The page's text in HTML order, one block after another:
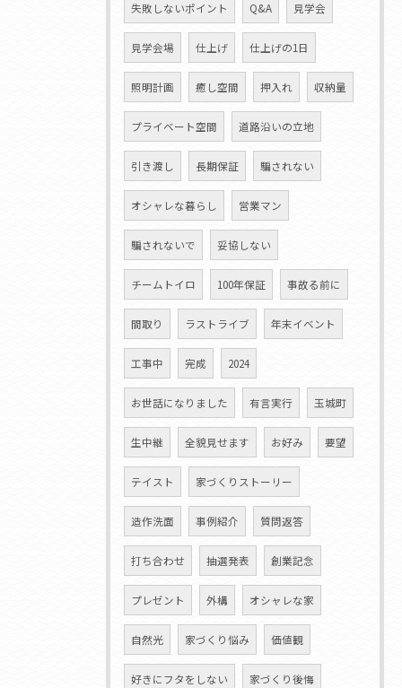
失敗しないポイント Q&A 見学会
見学会場 仕上げ 仕上げの1日
照明計画 癒し空間 押入れ 収納量
プライベート空間 道路沿いの立地
引き渡し 長期保証 騙されない
オシャレな暮らし 営業マン
騙されないで 妥協しない
チームトイロ 100年保証 事故る前に
間取り ラストライブ 年末イベント
工事中 完成 2024
お世話になりました 有言実行 玉城町
生中継 全貌見せます お好み 要望
テイスト 家づくりストーリー
造作洗面 事例紹介 質問返答
打ち合わせ 抽選発表 創業記念
プレゼント 外構 オシャレな家
自然光 家づくり悩み 価値観
好きにフタをしない 家づくり後悔